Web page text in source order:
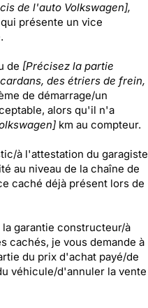
de l'auto Volkswagen],
présente un vice
de [Précisez la partie
des étriers de frein,
de démarrage/un
alors qu'il n'a
km au compteur.
à l'attestation du garagiste
au niveau de la chaîne de
caché déjà présent lors de
garantie constructeur/à
cachés, je vous demande à
du prix d'achat payé/de
véhicule/d'annuler la vente